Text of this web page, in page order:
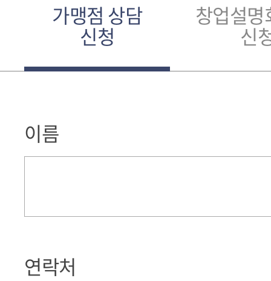
가맹점 상담
신청
창업설명
신
이름
연락처